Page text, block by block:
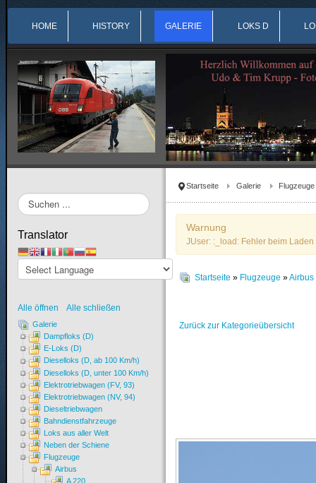
HOME HISTORY GALERIE LOKS D
Startseite Galerie Flugzeuge
Warnung
JUser: :_load: Fehler beim
Startseite » Flugzeuge »Airbus
Zurück zur Kategorieübersicht
Suchen
...
Translator
Alle öffnen Alle schließen
Galerie
Dampfloks (D)
E-Loks (D)
Dieselloks (D, ab 100 Km/h)
Dieselloks (D, unter 100 Km/h)
Elektrotriebwagen (FV, 93)
Elektrotriebwagen (NV, 94)
Dieseltriebwagen
Bahndienstfahrzeuge
Loks aus aller Welt
Neben der Schiene
Flugzeuge
Airbus
A 220